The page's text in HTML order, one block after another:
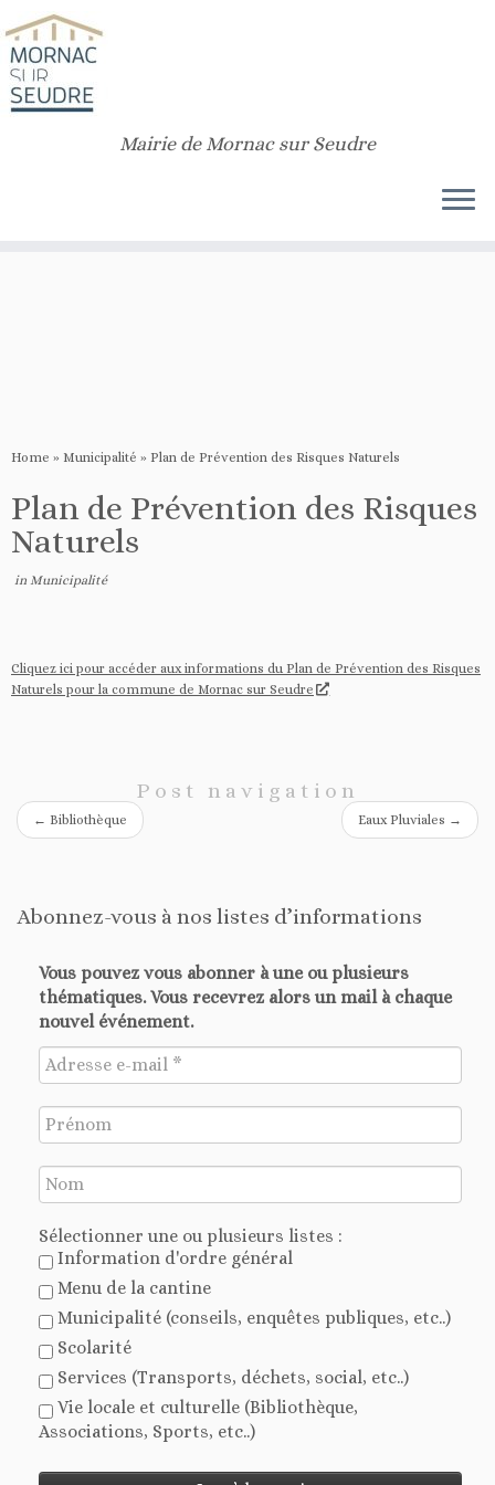
Notice : Function _load_textdomain_just_in_time was called
Translation loading for the
usually an indicator for some code in the plugin or theme running too early.
Translations should be loaded at the
Debugging in WordPress
/home/rqdpoomo/public_html/v2/wp-includes/functions.php
Mairie de Mornac sur Seudre
Home » Municipalité » Plan de Prévention des Risques Naturels
Plan de Prévention des Risques
Naturels
in Municipalité
Cliquez ici pour accéder aux informations du Plan de Prévention des Risques
Naturels pour la commune de Mornac sur Seudre
Post navigation
← Bibliothèque Eaux Pluviales →
Abonnez-vous à nos listes d’informations
Vous pouvez vous abonner à une ou plusieurs
thématiques. Vous recevrez alors un mail à chaque
nouvel événement.
Sélectionner une ou plusieurs listes :
Information d'ordre général
Menu de la cantine
Municipalité (conseils, enquêtes publiques, etc..)
Scolarité
Services (Transports, déchets, social, etc..)
Vie locale et culturelle (Bibliothèque,
Associations, Sports, etc..)